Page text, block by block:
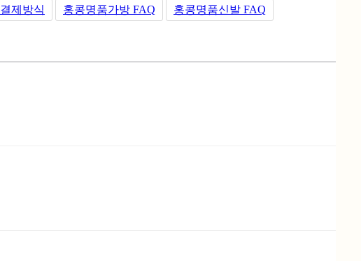
결제방식 홍콩명품가방 FAQ 홍콩명품신발 FAQ